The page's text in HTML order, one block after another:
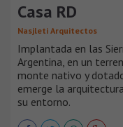
Casa RD
Nasjleti Arquitectos
Implantada en las
Argentina, en un
monte nativo y
emerge la
su entorno.